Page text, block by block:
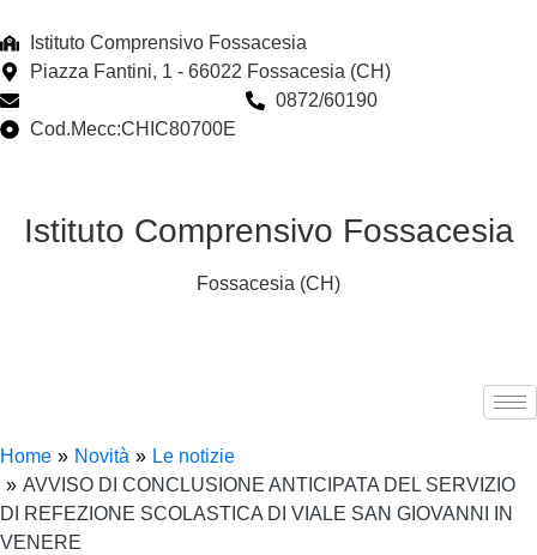
Istituto Comprensivo Fossacesia
Piazza Fantini, 1 - 66022 Fossacesia (CH)
0872/60190
Cod.Mecc:CHIC80700E
Istituto Comprensivo Fossacesia
Fossacesia (CH)
Home Novità
Le notizie
AVVISO DI CONCLUSIONE ANTICIPATA DEL SERVIZIO
DI REFEZIONE SCOLASTICA DI VIALE SAN GIOVANNI IN
VENERE